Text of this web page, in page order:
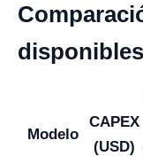
disponibles
Modelo
CAPEX
(USD)